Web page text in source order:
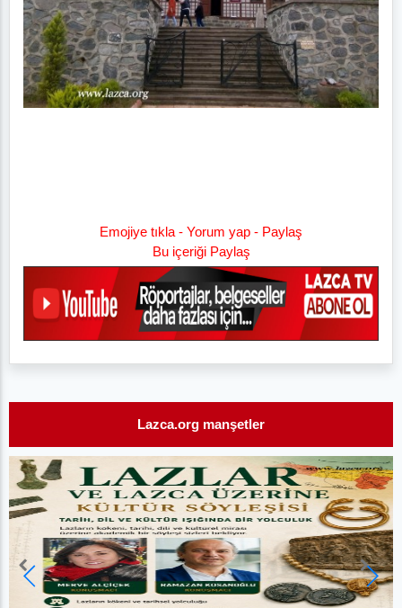
Emojiye tıkla - Yorum yap - Paylaş
Bu içeriği Paylaş
Lazca.org manşetler